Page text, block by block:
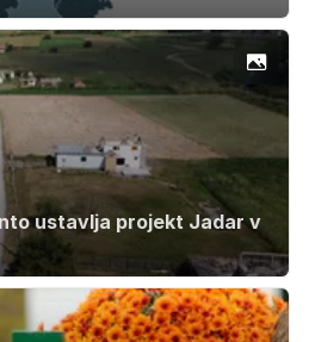
ustavlja projekt Jadar v